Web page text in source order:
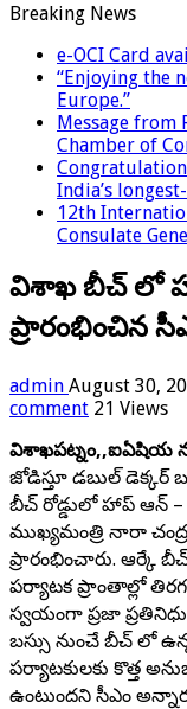
Breaking News
e-OCI Card
“Enjoying the
Europe.”
Message from
Chamber of
India’s
12th
Consulate
విశాఖ బీచ్ లో
ప్రారంభించిన
admin August 30,
comment 21 Views
విశాఖపట్నం,,ఐఏషియ
జోడిస్తూ డబుల్ డెక్కర్
బీచ్ రోడ్డులో హాప్ ఆన్ –
ముఖ్యమంత్రి నారా
ప్రారంభించారు. ఆర్కే
పర్యాటక ప్రాంతాల్లో
స్వయంగా ప్రజా
బస్సు నుంచే బీచ్ లో
పర్యాటకులకు కొత్త
ఉంటుందని సీఎం